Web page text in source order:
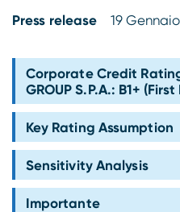
Press release 19
Corporate Credit
GROUP S.P.A.: B1+
Key Rating Assumption
Sensitivity Analysis
Importante
Tigran
s-peek
Data Science
API & Plug-N-Play
SGR e fondi
Imprese
Blog
Press center
Contatti
Lavora con noi
Compliance